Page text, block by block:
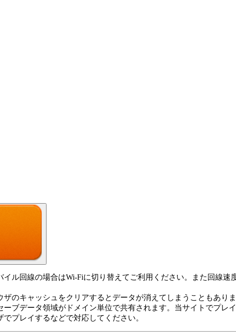
ル回線の場合はWi-Fiに切り替えてご利用ください。また回線速
のキャッシュをクリアするとデータが消えてしまうこともあり
ブデータ領域がドメイン単位で共有されます。当サイトでプレ
プレイするなどで対応してください。